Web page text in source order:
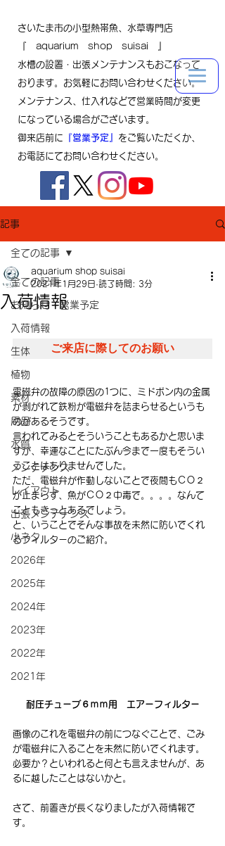
さいたま市の小型熱帯魚、水草専門店
『 aquarium shop suisai 』
水槽の設置・出張メンテナンスもおこなって
おります。お気軽にお問い合わせください。
メンテナンス、仕入れなどで営業時間が変更
になっている場合がございます。
御来店前に 『営業予定』 をご覧いただくか、
お電話にてお問い合わせください。
記事
全ての記事
お知らせ・営業予定
入荷情報
生体
植物
素材
用品
水質
メンテナンス
レイアウト
出張メンテナンス
小ネタ
2026年
2025年
2024年
2023年
2022年
2021年
全ての記事
入荷情報
aquarium shop suisai
2021年1月29日 読了時間: 3分
ご来店に際してのお願い
電磁弁の故障の原因の1つに、ミドボン内の金属
が剥がれて鉄粉が電磁弁を詰まらせるというも
のがあるそうです。
言われてみるとそういうこともあるかと思いま
すが、幸運なことにたぶん今まで一度もそうい
うことはありませんでした。
ただ、電磁弁が作動しないことで夜間もＣＯ２
が止まらず、魚がＣＯ２中毒で。。。。なんて
こともきっとあるでしょう。
と、いうことでそんな事故を未然に防いでくれ
るフィルターのご紹介。
耐圧チューブ６ｍｍ用　エアーフィルター
画像のこれを電磁弁の前につなぐことで、ごみ
が電磁弁に入ることを未然に防いでくれます。
必要か？といわれると何とも言えませんが、あ
るに越したことはないかと。
さて、前置きが長くなりましたが入荷情報で
す。